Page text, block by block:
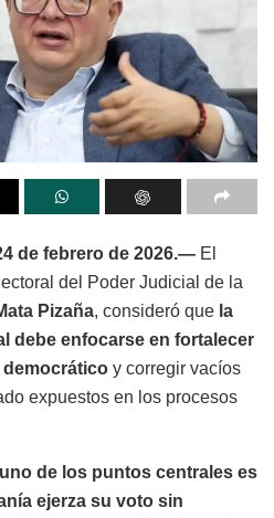
de febrero de 2026.— El
del Poder Judicial de la
Pizaña, consideró que la
debe enfocarse en fortalecer
democrático y corregir vacíos
expuestos en los procesos
uno de los puntos centrales es
ejerza su voto sin